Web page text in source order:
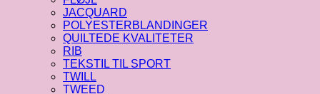
JACQUARD
POLYESTERBLANDINGER
QUILTEDE KVALITETER
RIB
TEKSTIL TIL SPORT
TWILL
TWEED